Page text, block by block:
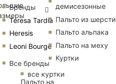
Бренды
Teresa Tardia
Heresis
Leoni Bourge
Все бренды
Пальто на
демисезонные
Пальто из шерсти
Пальто альпака
Пальто на меху
Куртки
все куртки